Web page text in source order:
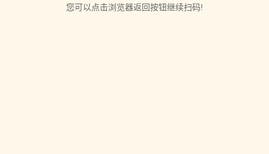
您可以点击浏览器返回按钮继续扫码!